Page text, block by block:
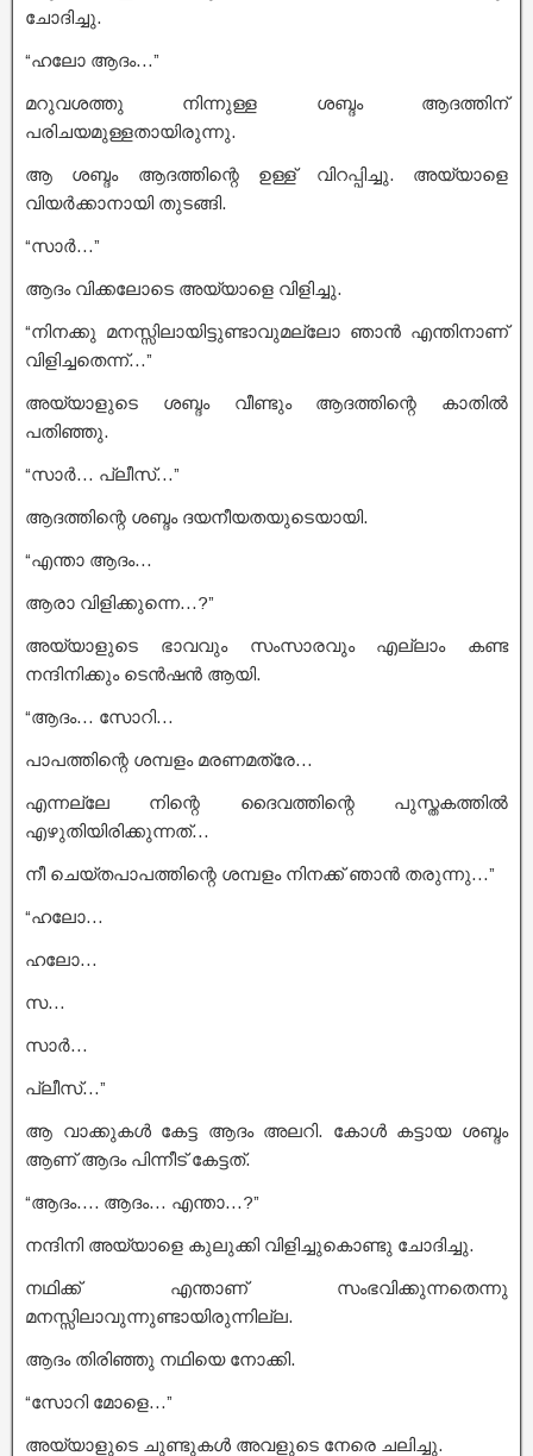
ചോദിച്ചു.
“ഹലോ ആദം…”
മറുവശത്തു നിന്നുള്ള ശബ്ദം ആദത്തിന്
പരിചയമുള്ളതായിരുന്നു.
ആ ശബ്ദം ആദത്തിന്റെ ഉള്ള് വിറപ്പിച്ചു. അയ്യാളെ
വിയർക്കാനായി തുടങ്ങി.
“സാർ…”
ആദം വിക്കലോടെ അയ്യാളെ വിളിച്ചു.
“നിനക്കു മനസ്സിലായിട്ടുണ്ടാവുമല്ലോ ഞാൻ എന്തിനാണ്
വിളിച്ചതെന്ന്…”
അയ്യാളുടെ ശബ്ദം വീണ്ടും ആദത്തിന്റെ കാതിൽ
പതിഞ്ഞു.
“സാർ… പ്ലീസ്…”
ആദത്തിന്റെ ശബ്ദം ദയനീയതയുടെയായി.
“എന്താ ആദം…
ആരാ വിളിക്കുന്നെ…?”
അയ്യാളുടെ ഭാവവും സംസാരവും എല്ലാം കണ്ട
നന്ദിനിക്കും ടെൻഷൻ ആയി.
“ആദം… സോറി…
പാപത്തിന്റെ ശമ്പളം മരണമത്രേ…
എന്നല്ലേ നിന്റെ ദൈവത്തിന്റെ പുസ്തകത്തിൽ
എഴുതിയിരിക്കുന്നത്…
നീ ചെയ്തപാപത്തിന്റെ ശമ്പളം നിനക്ക് ഞാൻ തരുന്നു…”
“ഹലോ…
ഹലോ…
സ…
സാർ…
പ്ലീസ്…”
ആ വാക്കുകൾ കേട്ട ആദം അലറി. കോൾ കട്ടായ ശബ്ദം
ആണ് ആദം പിന്നീട് കേട്ടത്.
“ആദം…. ആദം… എന്താ…?”
നന്ദിനി അയ്യാളെ കുലുക്കി വിളിച്ചുകൊണ്ടു ചോദിച്ചു.
നഥിക്ക് എന്താണ് സംഭവിക്കുന്നതെന്നു
മനസ്സിലാവുന്നുണ്ടായിരുന്നില്ല.
ആദം തിരിഞ്ഞു നഥിയെ നോക്കി.
“സോറി മോളെ…”
അയ്യാളുടെ ചുണ്ടുകൾ അവളുടെ നേരെ ചലിച്ചു.